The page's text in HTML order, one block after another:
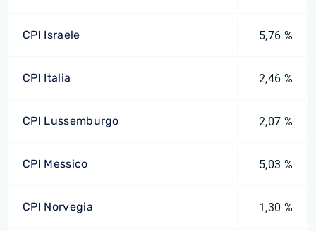
CPI Israele 5,76 %
CPI Italia 2,46 %
CPI Lussemburgo 2,07 %
CPI Messico 5,03 %
CPI Norvegia 1,30 %